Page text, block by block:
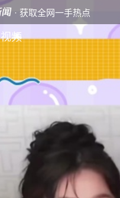
· 获取全网一手热点
视频